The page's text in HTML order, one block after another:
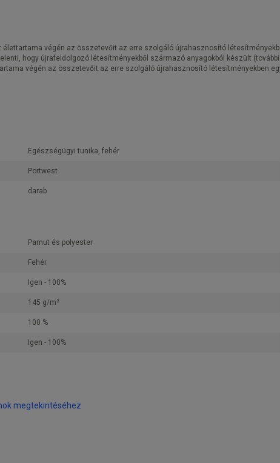
végén az összetevőit az erre szolgáló újrahasznosító
hogy újrafeldolgozó létesítményekből származó anyagokból készült
végén az összetevőit az erre szolgáló újrahasznosító létesítményekben
Egészségügyi tunika, fehér
Portwest
darab
Pamut és polyester
Fehér
Igen - 100%
145 g/m²
100 %
Igen - 100%
megtekintéséhez